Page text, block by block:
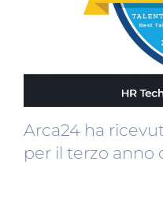
Arca24 ha
per il terzo anno